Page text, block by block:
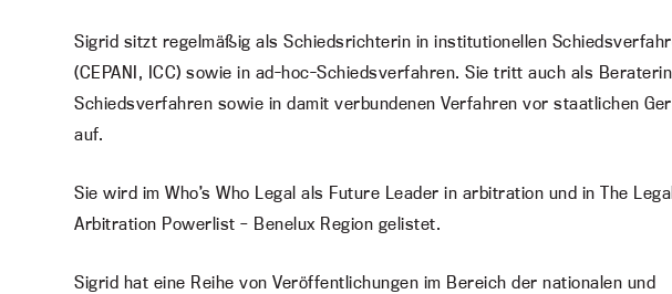
Sigrid sitzt regelmäßig als Schiedsrichterin in institutionellen
(CEPANI, ICC) sowie in ad-hoc-Schiedsverfahren. Sie tritt auch als
Schiedsverfahren sowie in damit verbundenen Verfahren vor staatlichen
auf.
Sie wird im Who’s Who Legal als Future Leader in arbitration und in The
Arbitration Powerlist – Benelux Region gelistet.
Sigrid hat eine Reihe von Veröffentlichungen im Bereich der nationalen und